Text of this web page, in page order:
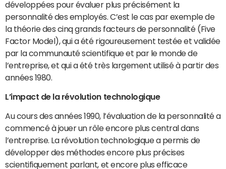
développées pour évaluer plus précisément la
personnalité des employés. C’est le cas par exemple de
la théorie des cinq grands facteurs de personnalité (Five
Factor Model), qui a été rigoureusement testée et validée
par la communauté scientifique et par le monde de
l’entreprise, et qui a été très largement utilisé à partir des
années 1980.
L’impact de la révolution technologique
Au cours des années 1990, l’évaluation de la personnalité a
commencé à jouer un rôle encore plus central dans
l’entreprise. La révolution technologique a permis de
développer des méthodes encore plus précises
scientifiquement parlant, et encore plus efficace